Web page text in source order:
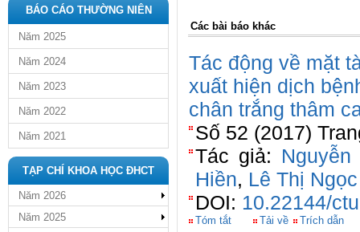
BÁO CÁO THƯỜNG NIÊN
Năm 2025
Năm 2024
Năm 2023
Năm 2022
Năm 2021
TẠP CHÍ KHOA HỌC ĐHCT
Năm 2026
Năm 2025
Các bài báo khác
Tác động về mặt
xuất hiện dịch
chân trắng thâm
Số 52 (2017)
Tác giả:
Hiền, Lê Thị
DOI: 10.22144/
Tóm tắt Tải về Trích dẫn